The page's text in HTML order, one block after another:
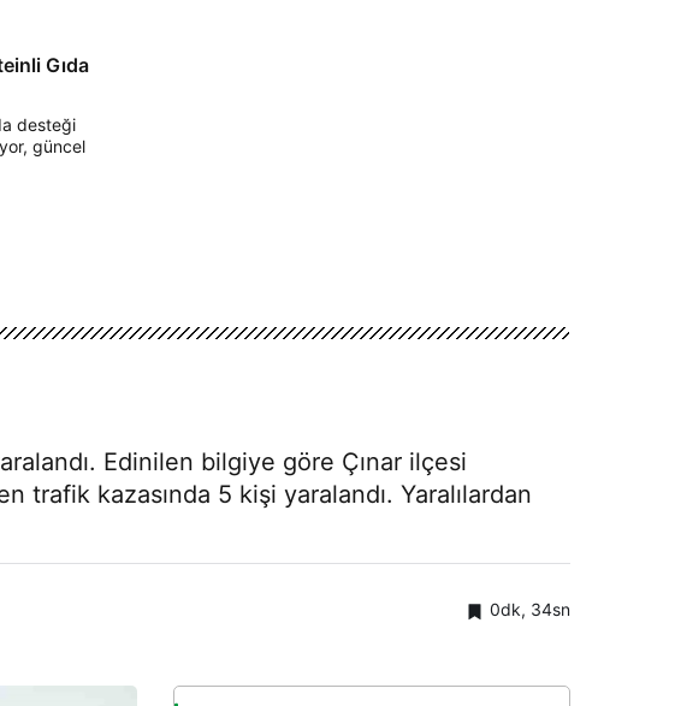
Gıda
desteği
güncel
Edinilen bilgiye göre Çınar ilçesi
trafik kazasında 5 kişi yaralandı. Yaralılardan
0dk, 34sn